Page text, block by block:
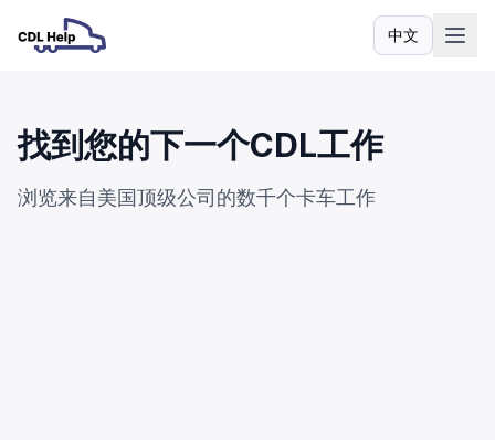
中文语言
找到您的下一个CDL工作
浏览来自美国顶级公司的数千个卡车工作